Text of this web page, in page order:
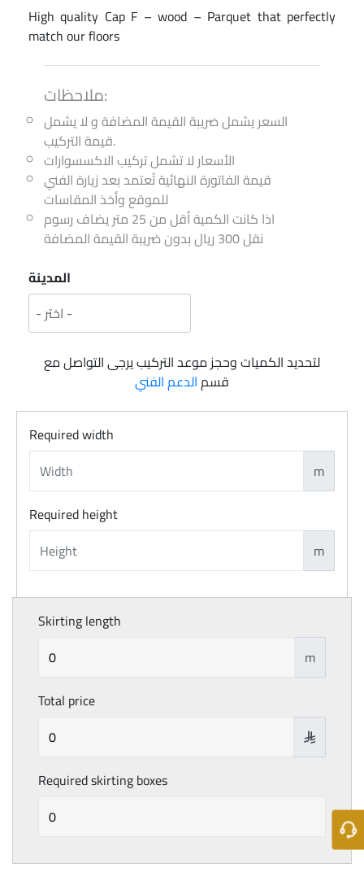
High quality Cap F – wood – Parquet that perfectly
match our floors
ملاحظات:
السعر يشمل ضريبة القيمة المضافة و لا يشمل
قيمة التركيب.
الأسعار لا تشمل تركيب الاكسسوارات
قيمة الفاتورة النهائية تُعتمد بعد زيارة الفني
للموقع وأخذ المقاسات
اذا كانت الكمية أقل من 25 متر يضاف رسوم
نقل 300 ريال بدون ضريبة القيمة المضافة
المدينة
لتحديد الكميات وحجز موعد التركيب يرجى التواصل مع
قسمالدعم الفني
Required width
m
Required height
m
Skirting length
m
Total price

Required skirting boxes